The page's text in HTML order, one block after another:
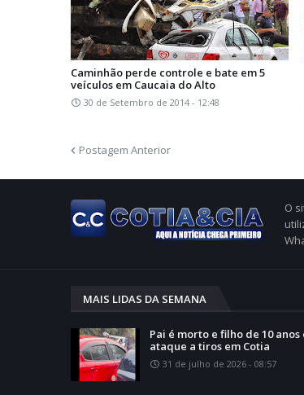
Caminhão perde controle e bate em 5
veículos em Caucaia do Alto
30 de Setembro de 2014 - 12:48
Postagem Anterior
O
MAIS LIDAS DA SEMANA
Pai é morto e filho de 10
ataque a tiros em Cotia
31 de julho de 2026 - 08:57